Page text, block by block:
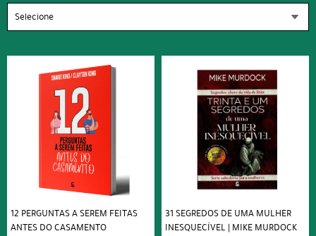
Selecione
12 PERGUNTAS A SEREM FEITAS
ANTES DO CASAMENTO
31 SEGREDOS DE UMA MULHER
INESQUECÍVEL | MIKE MURDOCK